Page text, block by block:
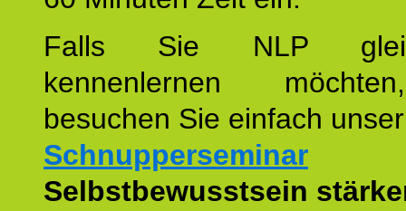
Falls Sie NLP
kennenlernen
besuchen Sie einfach unser
Schnupperseminar
Selbstbewusstsein